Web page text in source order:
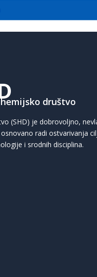
društvo
(SHD) je dobrovoljno,
radi ostvarivanja
i srodnih disciplina.